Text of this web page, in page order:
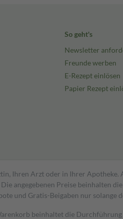
So geht's
Newsletter
Freunde werben
E-Rezept einlösen
Papier Rezept
Ihren Arzt oder in Ihrer
Preise beinhalten
und Gratis-Beigaben nur solange
beinhaltet die